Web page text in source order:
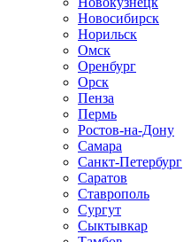
Новосибирск
Норильск
Омск
Оренбург
Орск
Пенза
Пермь
Ростов-на-Дону
Самара
Санкт-Петербург
Саратов
Ставрополь
Сургут
Сыктывкар